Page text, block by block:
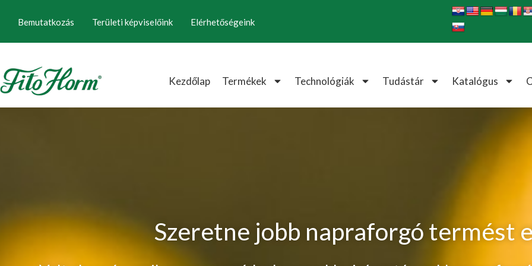
Bemutatkozás Területi képviselőink Elérhetőségeink
Kezdőlap Termékek Technológiák Tudástár Katalógus
Szeretne jobb napraforgó termést